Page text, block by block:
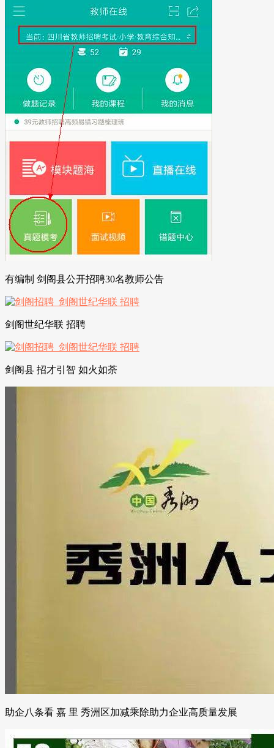
有编制 剑阁县公开招聘30名教师公告
剑阁世纪华联 招聘
剑阁县 招才引智 如火如荼
助企八条看 嘉 里 秀洲区加减乘除助力企业高质量发展